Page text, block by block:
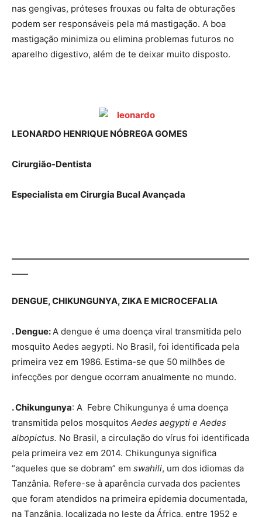
nas gengivas, próteses frouxas ou falta de obturações
podem ser responsáveis pela má mastigação. A boa
mastigação minimiza ou elimina problemas futuros no
aparelho digestivo, além de te deixar muito disposto.
LEONARDO HENRIQUE NÓBREGA GOMES
Cirurgião-Dentista
Especialista em Cirurgia Bucal Avançada
DENGUE, CHIKUNGUNYA, ZIKA E MICROCEFALIA
. Dengue:A dengue é uma doença viral transmitida pelo
mosquito Aedes aegypti. No Brasil, foi identificada pela
primeira vez em 1986. Estima-se que 50 milhões de
infecções por dengue ocorram anualmente no mundo.
. Chikungunya: A Febre Chikungunya é uma doença
transmitida pelos mosquitos Aedes aegypti e Aedes
albopictus. No Brasil, a circulação do vírus foi identificada
pela primeira vez em 2014. Chikungunya significa
“aqueles que se dobram” em swahili, um dos idiomas da
Tanzânia. Refere-se à aparência curvada dos pacientes
que foram atendidos na primeira epidemia documentada,
na Tanzânia, localizada no leste da África, entre 1952 e